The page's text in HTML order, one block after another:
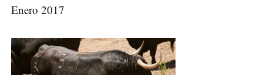
Enero 2017